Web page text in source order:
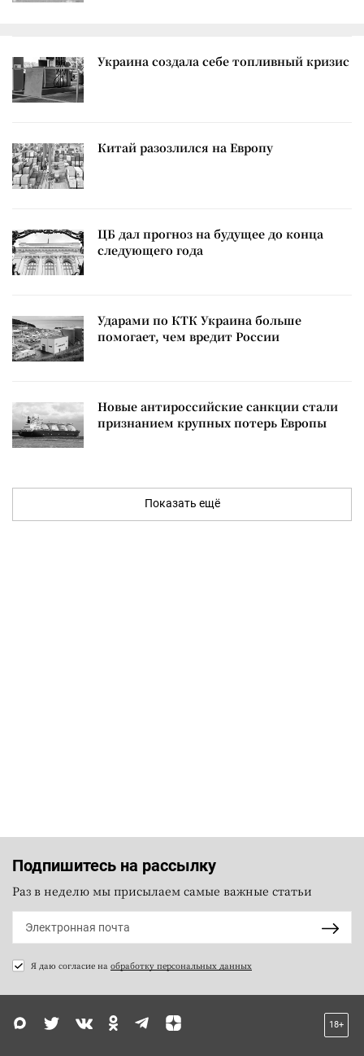
Украина создала себе топливный кризис
Китай разозлился на Европу
ЦБ дал прогноз на будущее до конца
следующего года
Ударами по КТК Украина больше
помогает, чем вредит России
Новые антироссийские санкции стали
признанием крупных потерь Европы
Показать ещё
Подпишитесь на рассылку
Раз в неделю мы присылаем самые важные статьи
Я даю согласие на обработку персональных данных
18+